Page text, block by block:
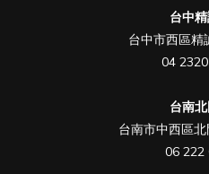
台中
台中市西區精
04
台南
台南市中西區
06 222